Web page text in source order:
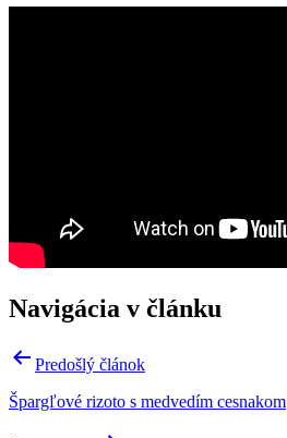
Navigácia v článku
Predošlý článok
Špargľové rizoto s medvedím cesnakom